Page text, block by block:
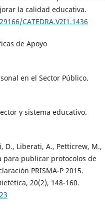
la calidad educativa.
CATEDRA.V2I1.1436
de Apoyo
en el Sector Público.
y sistema educativo.
D., Liberati, A., Petticrew, M.,
para publicar protocolos de
PRISMA-P 2015.
20(2), 148-160.